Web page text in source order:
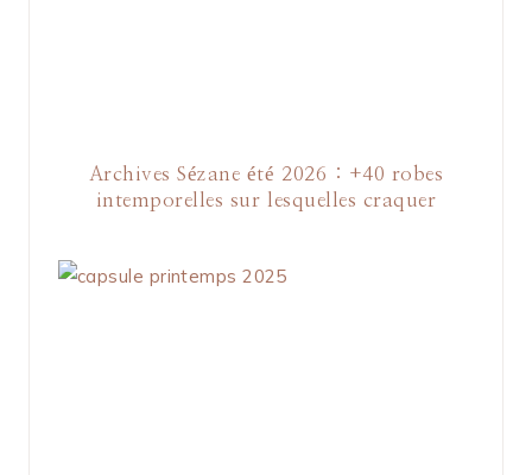
Archives Sézane été 2026 : +40 robes
intemporelles sur lesquelles craquer